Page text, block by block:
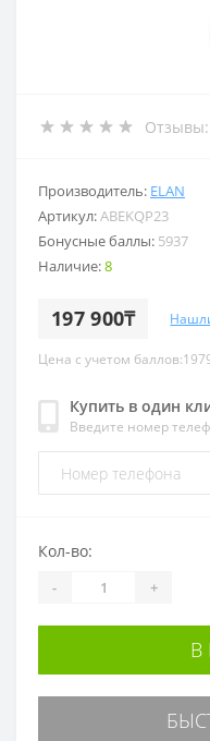
Отзывы:
Производитель: ELAN
Артикул:ABEKQP23
Бонусные баллы: 5937
Наличие:8
197 900₸
Цена с учетом
Купить в один
Введите номер
Кол-во:
- +
В